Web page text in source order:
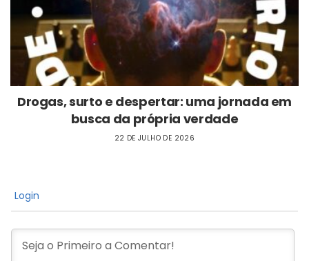
Drogas, surto e despertar: uma jornada em
busca da própria verdade
22 DE JULHO DE 2026
Login